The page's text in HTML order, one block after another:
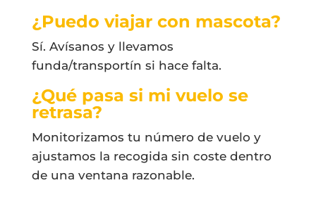
¿Puedo viajar con mascota?
Sí. Avísanos y llevamos
funda/transportín si hace falta.
¿Qué pasa si mi vuelo se
retrasa?
Monitorizamos tu número de vuelo y
ajustamos la recogida sin coste dentro
de una ventana razonable.